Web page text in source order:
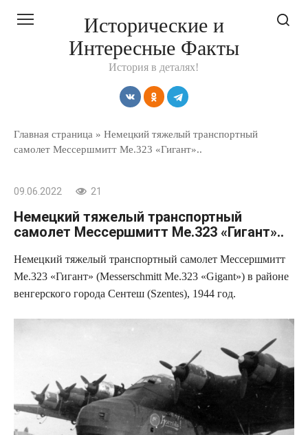
Исторические и
Интересные Факты
История в деталях!
Главная страница » Немецкий тяжелый транспортный
самолет Мессершмитт Me.323 «Гигант»..
09.06.2022 21
Немецкий тяжелый транспортный
самолет Мессершмитт Me.323 «Гигант»..
Немецкий тяжелый транспортный самолет Мессершмитт
Me.323 «Гигант» (Messerschmitt Me.323 «Gigant») в районе
венгерского города Сентеш (Szentes), 1944 год.